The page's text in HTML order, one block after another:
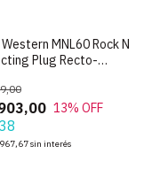
MNL60 Rock N
Plug Recto-
13% OFF
sin interés